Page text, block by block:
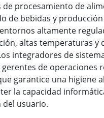
de procesamiento de
de bebidas y
altamente
altas temperaturas y
integradores de
gerentes de operaciones
garantice una higiene
la capacidad
usuario.